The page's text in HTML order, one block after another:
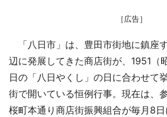
［広告］
「八日市」は、豊田市街地に鎮座
辺に発展してきた商店街が、1951（
日の「八日やくし」の日に合わせて
街で開いている恒例行事。現在は、
桜町本通り商店街振興組合が毎月8日